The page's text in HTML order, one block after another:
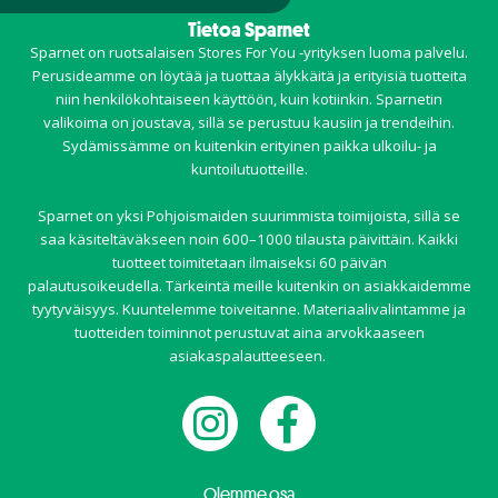
Tietoa Sparnet
Sparnet on ruotsalaisen Stores For You -yrityksen luoma palvelu.
Perusideamme on löytää ja tuottaa älykkäitä ja erityisiä tuotteita
niin henkilökohtaiseen käyttöön, kuin kotiinkin. Sparnetin
valikoima on joustava, sillä se perustuu kausiin ja trendeihin.
Sydämissämme on kuitenkin erityinen paikka ulkoilu- ja
kuntoilutuotteille.
Sparnet on yksi Pohjoismaiden suurimmista toimijoista, sillä se
saa käsiteltäväkseen noin 600–1000 tilausta päivittäin. Kaikki
tuotteet toimitetaan ilmaiseksi 60 päivän
palautusoikeudella. Tärkeintä meille kuitenkin on asiakkaidemme
tyytyväisyys. Kuuntelemme toiveitanne. Materiaalivalintamme ja
tuotteiden toiminnot perustuvat aina arvokkaaseen
asiakaspalautteeseen.